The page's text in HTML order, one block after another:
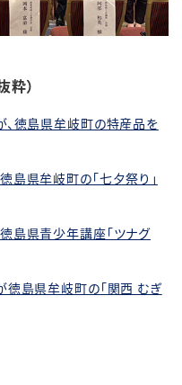
）
、徳島県牟岐町の特産品を
県牟岐町の「七夕祭り」
島県青少年講座「ツナグ
島県牟岐町の「関西 むぎ